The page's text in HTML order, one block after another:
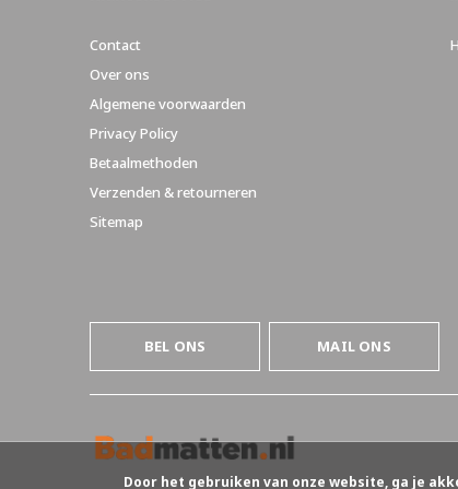
Contact
Over ons
Algemene voorwaarden
Privacy Policy
Betaalmethoden
Verzenden & retourneren
Sitemap
BEL ONS MAIL ONS
Door het gebruiken van onze website, ga je